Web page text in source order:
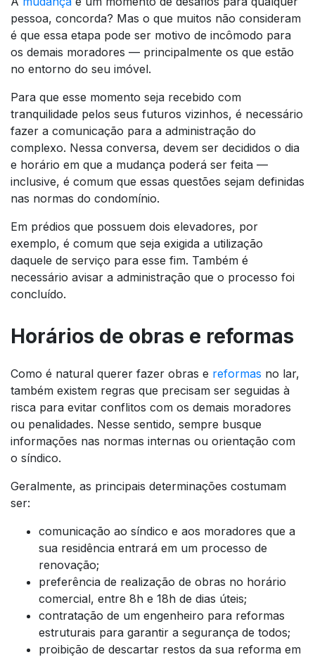
pessoa, concorda? Mas o que muitos não consideram
é que essa etapa pode ser motivo de incômodo para
os demais moradores — principalmente os que estão
no entorno do seu imóvel.
Para que esse momento seja recebido com
tranquilidade pelos seus futuros vizinhos, é necessário
fazer a comunicação para a administração do
complexo. Nessa conversa, devem ser decididos o dia
e horário em que a mudança poderá ser feita —
inclusive, é comum que essas questões sejam definidas
nas normas do condomínio.
Em prédios que possuem dois elevadores, por
exemplo, é comum que seja exigida a utilização
daquele de serviço para esse fim. Também é
necessário avisar a administração que o processo foi
concluído.
Horários de obras e reformas
Como é natural querer fazer obras e reformas no lar,
também existem regras que precisam ser seguidas à
risca para evitar conflitos com os demais moradores
ou penalidades. Nesse sentido, sempre busque
informações nas normas internas ou orientação com
o síndico.
Geralmente, as principais determinações costumam
ser:
comunicação ao síndico e aos moradores que a
sua residência entrará em um processo de
renovação;
preferência de realização de obras no horário
comercial, entre 8h e 18h de dias úteis;
contratação de um engenheiro para reformas
estruturais para garantir a segurança de todos;
proibição de descartar restos da sua reforma em